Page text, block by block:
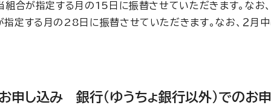
が指定する月の15日に振替させていただきます。な
する月の28日に振替させていただきます。なお、２
申し込み 銀行(ゆうちょ銀行以外)でのお